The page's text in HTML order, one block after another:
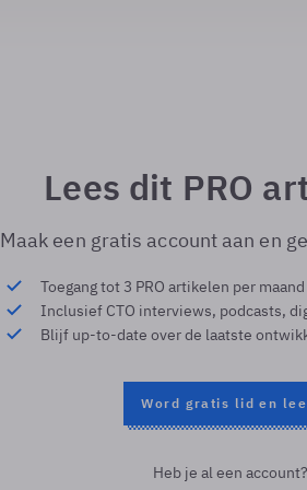
Lees dit PRO
Maak een gratis account aan en
Toegang tot 3 PRO artikelen per maand
Inclusief CTO interviews, podcasts,
Blijf up-to-date over de laatste
Word gratis lid en
Heb je al een account?